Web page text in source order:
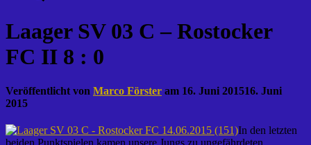
Laager SV 03 C – Rostocker
FC II 8 : 0
Veröffentlicht von Marco Förster am 16. Juni 201516. Juni
2015
In den letzten